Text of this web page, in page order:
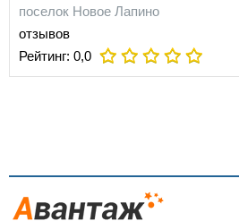
поселок Новое Лапино
отзывов
Рейтинг: 0,0